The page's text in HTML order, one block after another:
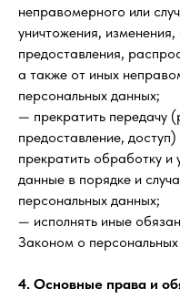
неправомерного или
уничтожения,
предоставления,
а также от иных
персональных данных;
— прекратить передачу
предоставление,
прекратить обработку и
данные в порядке и
персональных данных;
— исполнять иные
Законом о
4. Основные права и